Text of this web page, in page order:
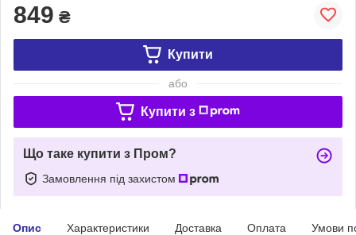
849 ₴
Купити
або
Купити з
Що таке купити з Пром?
Замовлення під захистом
Опис Характеристики Доставка Оплата Умови